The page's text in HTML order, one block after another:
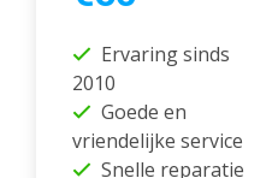
Ervaring sinds
2010
Goede en
vriendelijke service
Snelle reparatie